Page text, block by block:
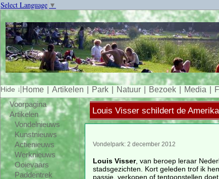
Select Language ▼
Home Artikelen Park Natuur Bezoek Media
Voorpagina
Artikelen
Vondelnieuws
Kunstnieuws
Actienieuws
Werknieuws
Ooievaars
Paddentrek
Louis Visser schildert de
Vondelpark: 2 december 2012
Louis Visser, van beroep leraar
stadsgezichten. Kort geleden trof ik
passie, verkopen of tentoonstellen doet